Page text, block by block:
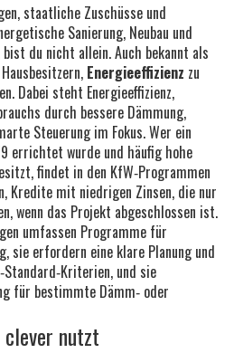
, staatliche Zuschüsse und
Sanierung, Neubau und
du nicht allein. Auch bekannt als
Energieeffizienz zu
Dabei steht Energieeffizienz,
durch bessere Dämmung,
Steuerungim Fokus. Wer ein
errichtet wurde und häufig hohe
findet in den KfW‑Programmen
, Kredite mit niedrigen Zinsen, die nur
wenn das Projekt abgeschlossen ist.
umfassen Programme für
sie erfordern eine klare Planung und
und sie
für bestimmte Dämm‑ oder
nutzt